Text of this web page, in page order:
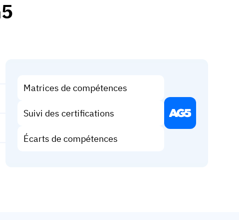
Matrices de compétences
Suivi des certifications
Écarts de compétences